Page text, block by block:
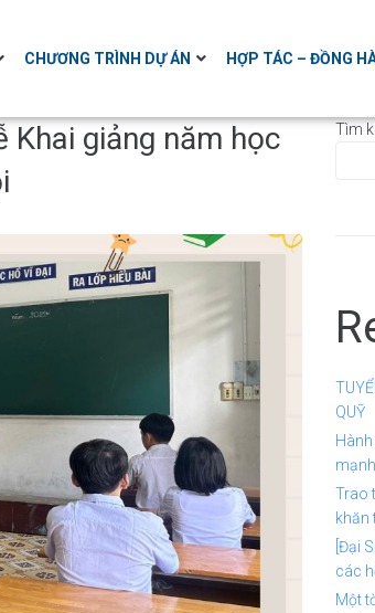
CHƯƠNG TRÌNH DỰ ÁN HỢP TÁC – ĐỒNG
Khai giảng năm học
Tìm
QUỸ
Trao
khăn
[Đại
các
Một